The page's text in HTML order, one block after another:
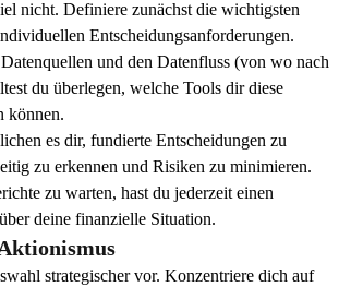
nicht. Definiere zunächst die wichtigsten
Entscheidungsanforderungen.
und den Datenfluss (von wo nach
du überlegen, welche Tools dir diese
können.
es dir, fundierte Entscheidungen zu
zu erkennen und Risiken zu minimieren.
zu warten, hast du jederzeit einen
deine finanzielle Situation.
strategischer vor. Konzentriere dich auf